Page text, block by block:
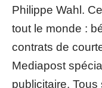
Philippe Wahl.
tout le monde :
contrats de
Mediapost
publicitaire.